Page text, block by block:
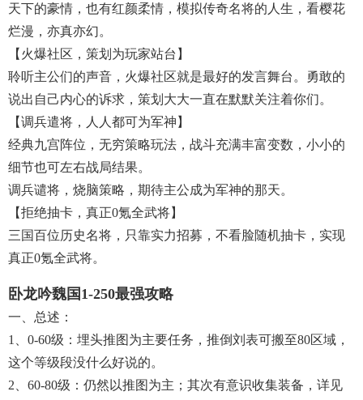
天下的豪情，也有红颜柔情，模拟传奇名将的人生，看樱花
烂漫，亦真亦幻。
【火爆社区，策划为玩家站台】
聆听主公们的声音，火爆社区就是最好的发言舞台。勇敢的
说出自己内心的诉求，策划大大一直在默默关注着你们。
【调兵遣将，人人都可为军神】
经典九宫阵位，无穷策略玩法，战斗充满丰富变数，小小的
细节也可左右战局结果。
调兵谴将，烧脑策略，期待主公成为军神的那天。
【拒绝抽卡，真正0氪全武将】
三国百位历史名将，只靠实力招募，不看脸随机抽卡，实现
真正0氪全武将。
卧龙吟魏国1-250最强攻略
一、总述：
1、0-60级：埋头推图为主要任务，推倒刘表可搬至80区域，
这个等级段没什么好说的。
2、60-80级：仍然以推图为主；其次有意识收集装备，详见